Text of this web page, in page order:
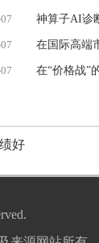
神算子AI诊断
在国际高端市
在“价格战”的
好